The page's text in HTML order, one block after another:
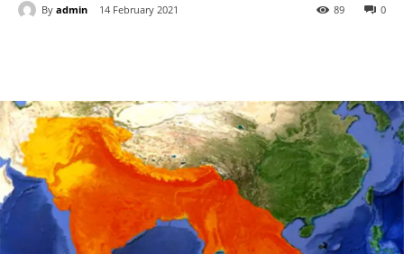
By admin 14 February 2021 0
89